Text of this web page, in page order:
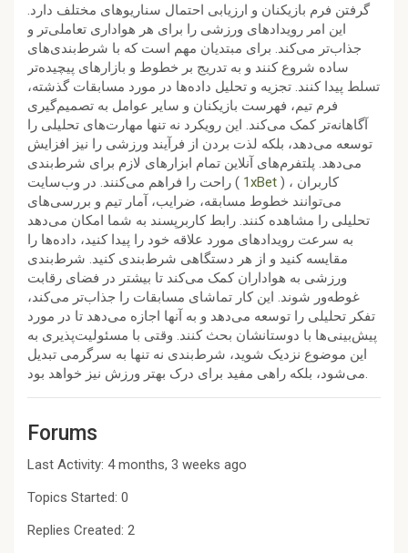
گرفتن فرم بازیکنان و ارزیابی احتمال سناریوهای مختلف دارد.
این امر رویدادهای ورزشی را برای هر هواداری تعاملی‌تر و
جذاب‌تر می‌کند. برای مبتدیان مهم است که با شرط‌بندی‌های
ساده شروع کنند و به تدریج بر خطوط و بازارهای پیچیده‌تر
تسلط پیدا کنند. تجزیه و تحلیل داده‌ها در مورد مسابقات گذشته،
فرم تیم، فهرست بازیکنان و سایر عوامل به تصمیم‌گیری
آگاهانه‌تر کمک می‌کند. این رویکرد نه تنها مهارت‌های تحلیلی را
توسعه می‌دهد، بلکه لذت بردن از فرآیند ورزشی را نیز افزایش
می‌دهد. پلتفرم‌های آنلاین تمام ابزارهای لازم برای شرط‌بندی
راحت را فراهم می‌کنند. در وب‌سایت (
1xBet ) ، کاربران
می‌توانند خطوط مسابقه، ضرایب، آمار تیم و بررسی‌های
تحلیلی را مشاهده کنند. رابط کاربرپسند به شما امکان می‌دهد
به سرعت رویدادهای مورد علاقه خود را پیدا کنید، داده‌ها را
مقایسه کنید و از هر دستگاهی شرط‌بندی کنید. شرط‌بندی
ورزشی به هواداران کمک می‌کند تا بیشتر در فضای رقابت
غوطه‌ور شوند. این کار تماشای مسابقات را جذاب‌تر می‌کند،
تفکر تحلیلی را توسعه می‌دهد و به آنها اجازه می‌دهد تا در مورد
پیش‌بینی‌ها با دوستانشان بحث کنند. وقتی با مسئولیت‌پذیری به
این موضوع نزدیک شوید، شرط‌بندی نه تنها به سرگرمی تبدیل
می‌شود، بلکه راهی مفید برای درک بهتر ورزش نیز خواهد بود.
Forums
Last Activity: 4 months, 3 weeks ago
Topics Started: 0
Replies Created: 2